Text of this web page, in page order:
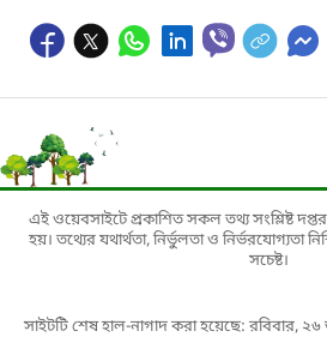
এই ওয়েবসাইটে প্রকাশিত সকল তথ্য সংশ্লিষ্ট
হয়। তথ্যের যথার্থতা, নির্ভুলতা ও নির্ভরযোগ্যতা
সচেষ্ট।
সাইটটি শেষ হাল-নাগাদ করা হয়েছে: রবিবার,